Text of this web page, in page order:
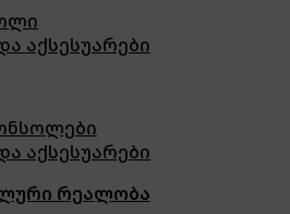
აქსესუარები
აქსესუარები
რეალობა